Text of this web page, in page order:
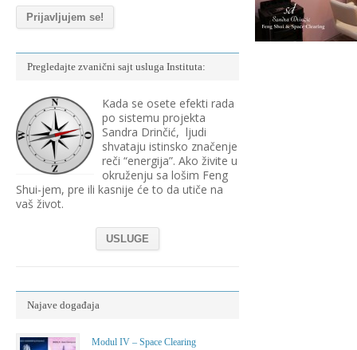
Pregledajte zvanični sajt usluga Instituta:
Kada se osete efekti rada
po sistemu projekta
Sandra Drinčić, ljudi
shvataju istinsko značenje
reči “energija”. Ako živite u
okruženju sa lošim Feng
Shui-jem, pre ili kasnije će to da utiče na
vaš život.
USLUGE
Najave događaja
Modul IV – Space Clearing